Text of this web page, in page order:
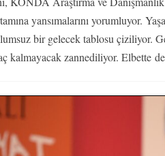
yansımalarını yorumluyor.
bir gelecek tablosu çiziliyor.
kalmayacak zannediliyor. Elbette